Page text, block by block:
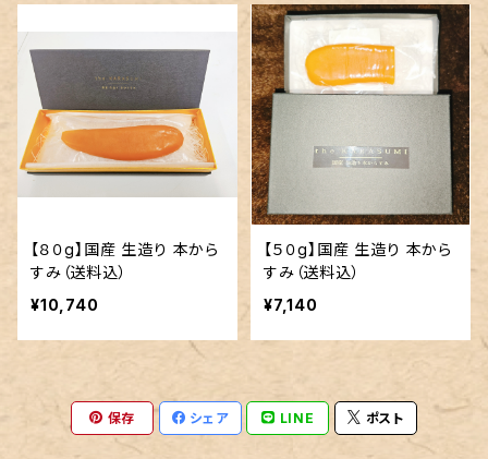
【８０g】国産 生造り 本から
すみ（送料込）
¥10,740
【５０g】国産 生造り 本から
すみ（送料込）
¥7,140
保存 シェア LINE ポスト